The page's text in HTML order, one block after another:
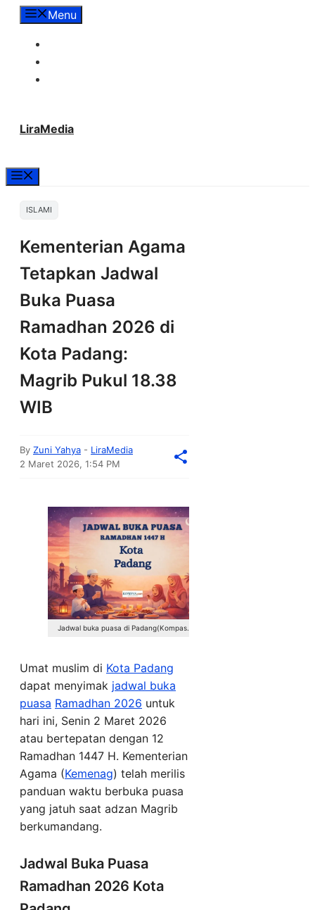
LangsungMenu
LiraMedia
ISLAMI
Kementerian Agama
Tetapkan Jadwal
Buka Puasa
Ramadhan 2026 di
Kota Padang:
Magrib Pukul 18.38
WIB
By Zuni Yahya - LiraMedia
2 Maret 2026, 1:54 PM
Jadwal buka puasa di Padang(Kompas.com)
Umat muslim di Kota Padang
dapat menyimak jadwal buka
puasa Ramadhan 2026 untuk
hari ini, Senin 2 Maret 2026
atau bertepatan dengan 12
Ramadhan 1447 H. Kementerian
Agama (Kemenag) telah merilis
panduan waktu berbuka puasa
yang jatuh saat adzan Magrib
berkumandang.
Jadwal Buka Puasa
Ramadhan 2026 Kota